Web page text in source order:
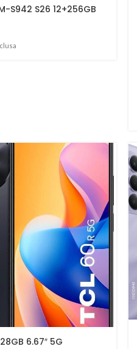
S942 S26 12+256GB
6.67″ 5G